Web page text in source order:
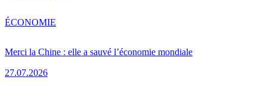
Merci la Chine : elle a sauvé l’économie mondiale
27.07.2026
ÉCONOMIE